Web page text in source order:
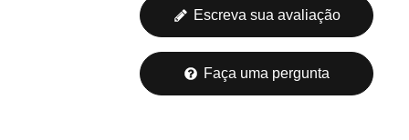
Escreva sua avaliação
Faça uma pergunta